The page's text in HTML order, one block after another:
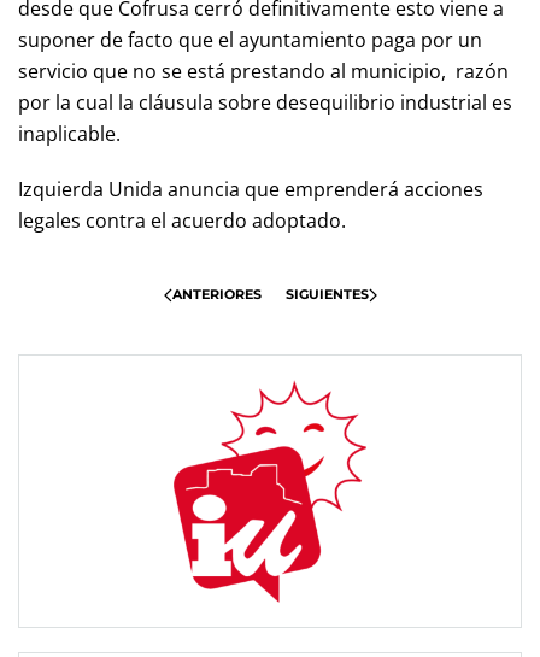
desde que Cofrusa cerró definitivamente esto viene a
suponer de facto que el ayuntamiento paga por un
servicio que no se está prestando al municipio, razón
por la cual la cláusula sobre desequilibrio industrial es
inaplicable.
Izquierda Unida anuncia que emprenderá acciones
legales contra el acuerdo adoptado.
ANTERIORES SIGUIENTES